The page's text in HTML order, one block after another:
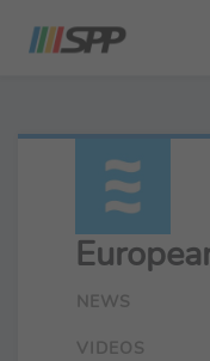
NEWS
VIDEOS